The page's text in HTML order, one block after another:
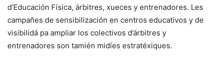
d’Educación Física, árbitres, xueces y entrenadores. Les
campañes de sensibilización en centros educativos y de
visibilidá pa ampliar los colectivos d’árbitres y
entrenadores son tamién midíes estratéxiques.